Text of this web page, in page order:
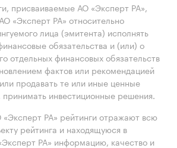
присваиваемые АО «Эксперт РА»,
«Эксперт РА» относительно
лица (эмитента) исполнять
обязательства и (или) о
отдельных финансовых обязательств
фактов или рекомендацией
продавать те или иные ценные
инвестиционные решения.
РА» рейтинги отражают всю
рейтинга и находящуюся в
РА» информацию, качество и